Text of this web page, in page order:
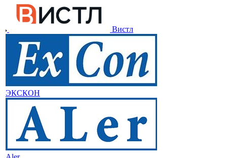
Вистл
ЭКСКОН